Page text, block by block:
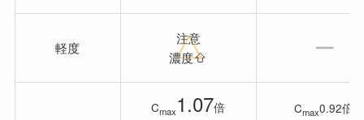
軽度
注意
濃度
Cmax1.07倍
Cmax0.92倍